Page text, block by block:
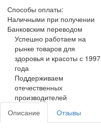
Способы оплаты:
Наличными при получении
Банковским переводом
Успешно работаем на
рынке товаров для
здоровья и красоты с 1997
года
Поддерживаем
отечественных
производителей
Описание Отзывы